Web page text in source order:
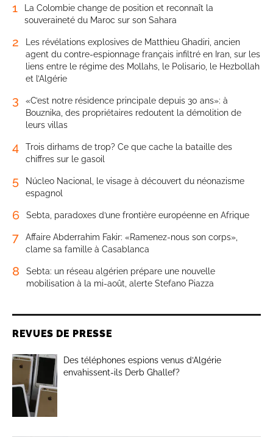
1
La Colombie change de position et reconnaît la
souveraineté du Maroc sur son Sahara
2
Les révélations explosives de Matthieu Ghadiri, ancien
agent du contre-espionnage français infiltré en Iran, sur les
liens entre le régime des Mollahs, le Polisario, le Hezbollah
et l’Algérie
3
«C’est notre résidence principale depuis 30 ans»: à
Bouznika, des propriétaires redoutent la démolition de
leurs villas
4
Trois dirhams de trop? Ce que cache la bataille des
chiffres sur le gasoil
5
Núcleo Nacional, le visage à découvert du néonazisme
espagnol
6 Sebta, paradoxes d’une frontière européenne en Afrique
7
Affaire Abderrahim Fakir: «Ramenez-nous son corps»,
clame sa famille à Casablanca
8
Sebta: un réseau algérien prépare une nouvelle
mobilisation à la mi-août, alerte Stefano Piazza
REVUES DE PRESSE
Des téléphones espions venus d’Algérie
envahissent-ils Derb Ghallef?